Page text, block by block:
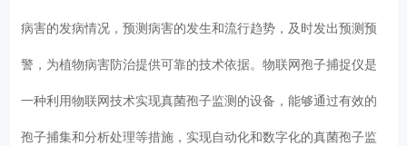
病害的发病情况，预测病害的发生和流行趋势，及时发出预测预
警，为植物病害防治提供可靠的技术依据。物联网孢子捕捉仪是
一种利用物联网技术实现真菌孢子监测的设备，能够通过有效的
孢子捕集和分析处理等措施，实现自动化和数字化的真菌孢子监